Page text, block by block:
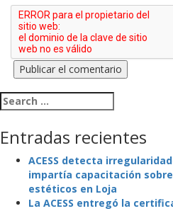
Search for:
Entradas recientes
ACESS detecta
impartía capacitación
estéticos en Loja
La ACESS entregó la